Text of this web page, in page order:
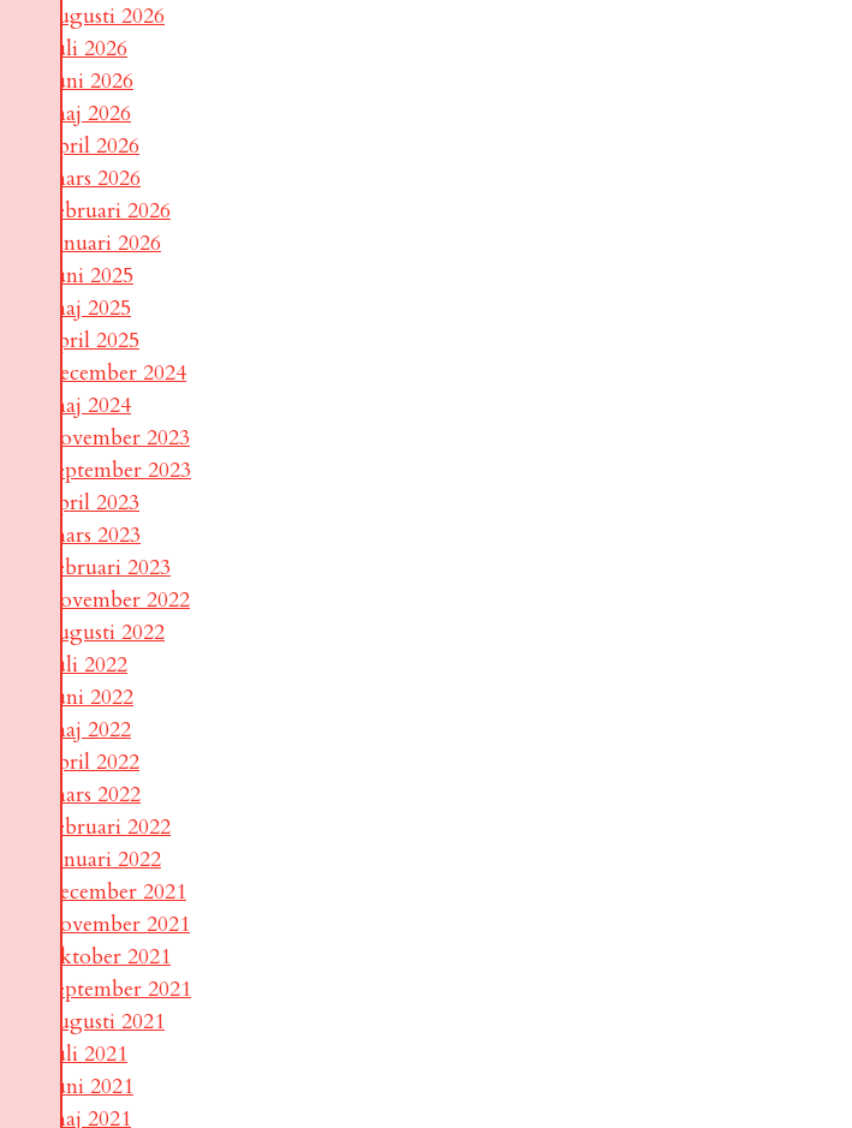
augusti 2026
juli 2026
juni 2026
maj 2026
april 2026
mars 2026
februari 2026
januari 2026
juni 2025
maj 2025
april 2025
december 2024
maj 2024
november 2023
september 2023
april 2023
mars 2023
februari 2023
november 2022
augusti 2022
juli 2022
juni 2022
maj 2022
april 2022
mars 2022
februari 2022
januari 2022
december 2021
november 2021
oktober 2021
september 2021
augusti 2021
juli 2021
juni 2021
maj 2021